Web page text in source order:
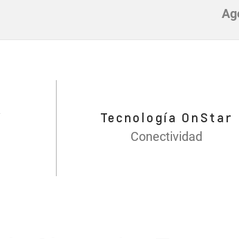
Tecnología OnStar
Conectividad